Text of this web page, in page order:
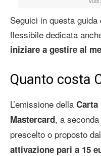
Seguici in questa
flessibile dedicata
iniziare a gestire al
Quanto costa
L’emissione della Carta
Mastercard, a
prescelto o proposto
attivazione pari a 15